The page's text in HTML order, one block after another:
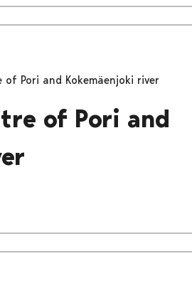
Pori and Kokemäenjoki river
of Pori and